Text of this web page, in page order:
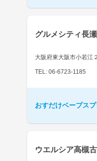
グルメシティ長
大阪府東大阪市小若江
TEL: 06-6723-1185
おすだけベープス
ウエルシア高槻